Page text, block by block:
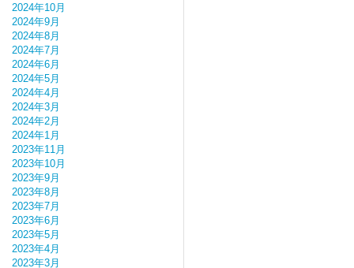
2024年10月
2024年9月
2024年8月
2024年7月
2024年6月
2024年5月
2024年4月
2024年3月
2024年2月
2024年1月
2023年11月
2023年10月
2023年9月
2023年8月
2023年7月
2023年6月
2023年5月
2023年4月
2023年3月